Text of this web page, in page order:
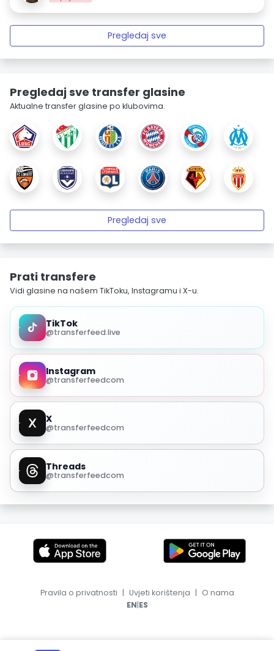
Pregledaj sve
Pregledaj sve transfer glasine
Aktualne transfer glasine po klubovima.
Pregledaj sve
Prati transfere
Vidi glasine na našem TikToku, Instagramu i X-u.
TikTok
@transferfeed.live
Instagram
@transferfeedcom
X
@transferfeedcom
Threads
@transferfeedcom
Pravila o privatnosti | Uvjeti korištenja | O nama
EN|ES